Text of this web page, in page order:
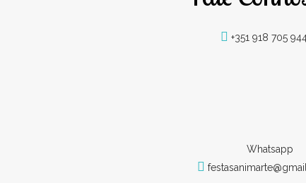
+351 918 705
Whatsapp